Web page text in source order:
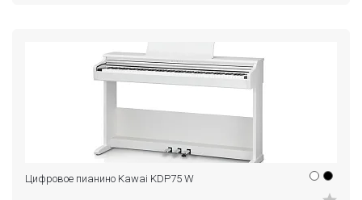
Цифровое пианино Kawai KDP75 W